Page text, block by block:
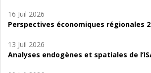
16 Juil 2026
Perspectives économiques régionales
13 Juil 2026
Analyses endogènes et spatiales de